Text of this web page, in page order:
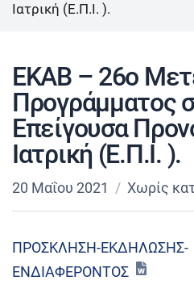
Ιατρική (Ε.Π.Ι. ).
ΕΚΑΒ – 26ο
Προγράμματος
Επείγουσα
Ιατρική (Ε.Π.Ι. ).
20 Μαΐου 2021 Χωρίς
ΠΡΟΣΚΛΗΣΗ-ΕΚΔΗΛΩΣΗΣ-
ΕΝΔΙΑΦΕΡΟΝΤΟΣ